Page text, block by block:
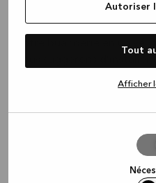
Autoriser
Tout
Afficher
équipé ne suffit pas. Vous
préparation bien conçue
projets culinaires.